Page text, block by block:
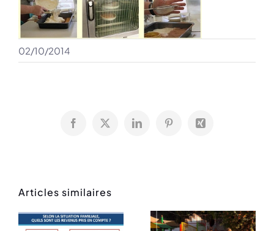
02/10/2014
Facebook
X LinkedInPinterestXing
Articles similaires